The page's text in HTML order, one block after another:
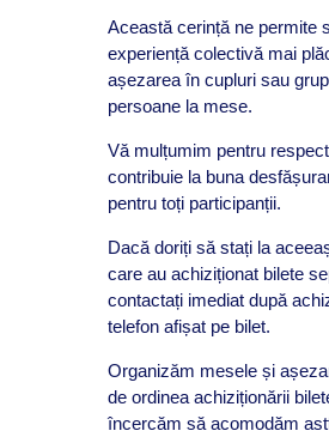
Această cerință ne permite
experiență colectivă mai
așezarea în cupluri sau
persoane la mese.
Vă mulțumim pentru
contribuie la buna
pentru toți participanții.
Dacă doriți să stați la
care au achiziționat bilete
contactați imediat după
telefon afișat pe bilet.
Organizăm mesele și
de ordinea achiziționării
încercăm să acomodăm